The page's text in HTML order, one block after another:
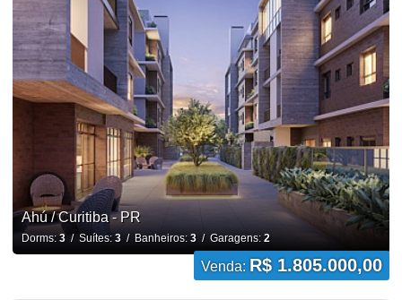
Ahú / Curitiba - PR
Dorms: 3/ Suítes: 3/ Banheiros: 3/ Garagens: 2
Venda: R$ 1.805.000,00